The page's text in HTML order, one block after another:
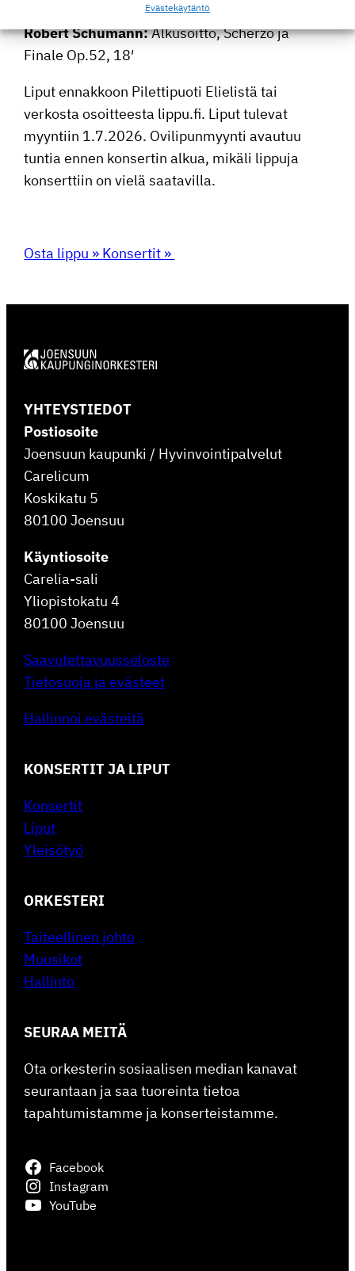
Eväste­käy­täntö
rille, 7’ (kantae­sitys)
Robert Schumann:Alkusoitto, Scherzo ja
Finale Op.52, 18′
Liput ennakkoon Pilet­ti­puoti Elielistä tai
verkosta osoit­teesta lippu.fi. Liput tulevat
myyntiin 1.7.2026. Ovili­pun­myynti avautuu
tuntia ennen konsertin alkua, mikäli lippuja
konsert­tiin on vielä saatavilla.
Osta lippu » Konsertit »
YHTEYSTIEDOT
Postiosoite
Joensuun kaupunki / Hyvinvointipalvelut
Carelicum
Koskikatu 5
80100 Joensuu
Käyntiosoite
Carelia-sali
Yliopistokatu 4
80100 Joensuu
Saavutettavuusseloste
Tietosuoja ja evästeet
Hallinnoi evästeitä
KONSERTIT JA LIPUT
Konsertit
Liput
Yleisötyö
ORKESTERI
Taiteellinen johto
Muusikot
Hallinto
SEURAA MEITÄ
Ota orkesterin sosiaalisen median kanavat
seurantaan ja saa tuoreinta tietoa
tapahtumistamme ja konserteistamme.
Facebook
Instagram
YouTube